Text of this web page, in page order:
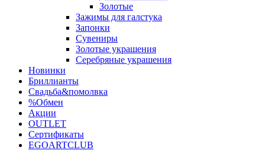
Золотые
Зажимы для галстука
Запонки
Сувениры
Золотые украшения
Серебряные украшения
Новинки
Бриллианты
Свадьба&помолвка
%Обмен
Акции
OUTLET
Сертификаты
EGOARTCLUB